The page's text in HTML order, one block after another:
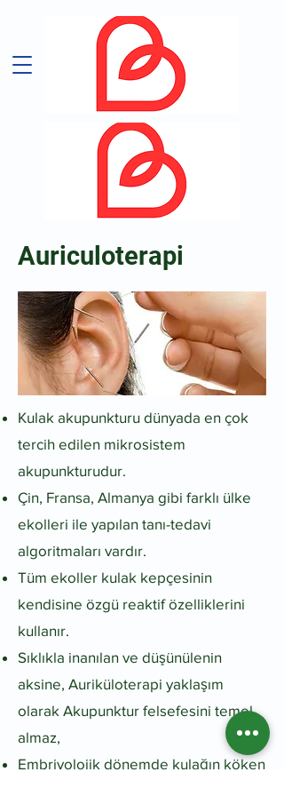
Auriculoterapi
Kulak akupunkturu dünyada en çok
tercih edilen mikrosistem
akupunkturudur.​
Çin, Fransa, Almanya gibi farklı ülke
ekolleri ile yapılan tanı-tedavi
algoritmaları vardır.
Tüm ekoller kulak kepçesinin
kendisine özgü reaktif özelliklerini
kullanır.​
Sıklıkla inanılan ve düşünülenin
aksine, Auriküloterapi yaklaşım
olarak Akupunktur felsefesini temel
almaz,
Embriyolojik dönemde kulağın köken